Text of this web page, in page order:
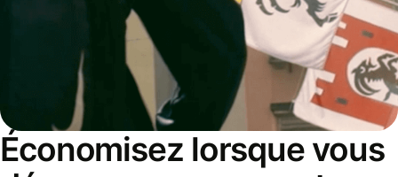
Économisez lorsque vous